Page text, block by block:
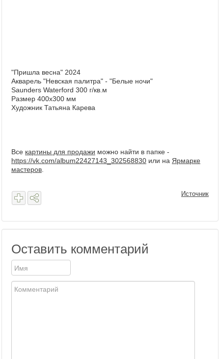
"Пришла весна" 2024
Акварель "Невская палитра" - "Белые ночи"
Saunders Waterford 300 г/кв.м
Размер 400x300 мм
Художник Татьяна Карева
Все картины для продажи можно найти в папке -
https://vk.com/album22427143_302568830 или на Ярмарке
мастеров
Источник
Оставить комментарий